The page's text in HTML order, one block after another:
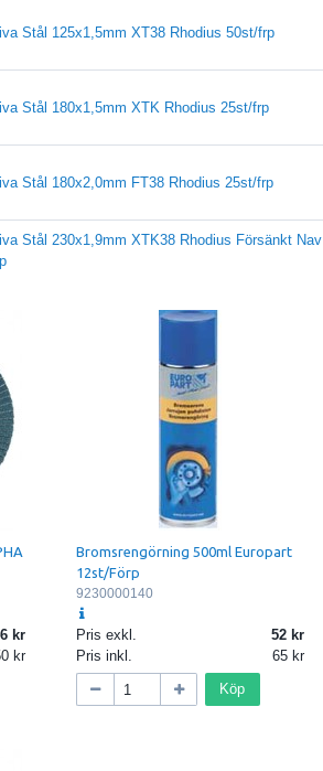
Stål 125x1,5mm XT38 Rhodius 50st/frp
Stål 180x1,5mm XTK Rhodius 25st/frp
Stål 180x2,0mm FT38 Rhodius 25st/frp
Stål 230x1,9mm XTK38 Rhodius Försänkt Nav
Bromsrengörning 500ml Europart
12st/Förp
9230000140
Pris exkl.
52
Pris inkl.
65
Köp